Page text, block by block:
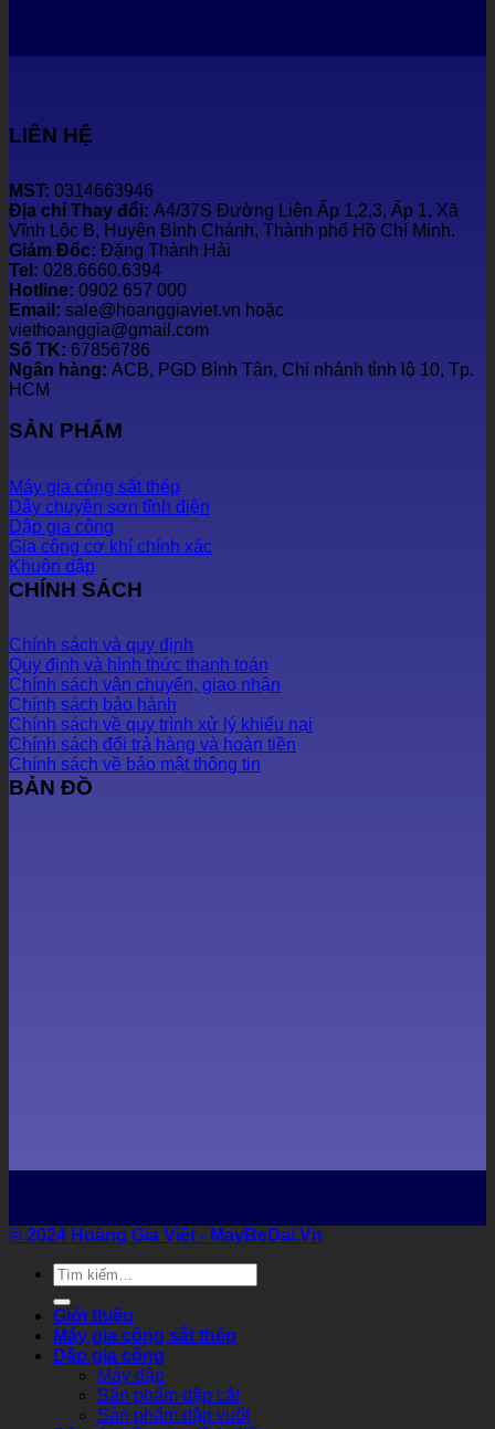
LIÊN HỆ
MST: 0314663946
Địa chỉ Thay đổi: A4/37S Đường Liên Ấp 1,2,3, Ấp 1, Xã
Vĩnh Lộc B, Huyện Bình Chánh, Thành phố Hồ Chí Minh.
Giám Đốc: Đặng Thành Hải
Tel: 028.6660.6394
Hotline: 0902 657 000
Email: sale@hoanggiaviet.vn hoặc
viethoanggia@gmail.com
Số TK: 67856786
Ngân hàng: ACB, PGD Bình Tân, Chi nhánh tỉnh lộ 10, Tp.
HCM
SẢN PHẨM
Máy gia công sắt thép
Dây chuyền sơn tĩnh điện
Dập gia công
Gia công cơ khí chính xác
Khuôn dập
CHÍNH SÁCH
Chính sách và quy định
Quy định và hình thức thanh toán
Chính sách vận chuyển, giao nhận
Chính sách bảo hành
Chính sách về quy trình xử lý khiếu nại
Chính sách đổi trả hàng và hoàn tiền
Chính sách về bảo mật thông tin
BẢN ĐỒ
© 2024 Hoàng Gia Việt - MayBeDai.Vn
Tìm
kiếm:
Giới thiệu
Máy gia công sắt thép
Dập gia công
Máy dập
Sản phẩm dập cắt
Sản phẩm dập vuốt